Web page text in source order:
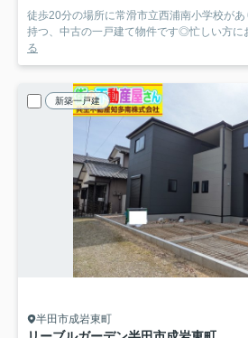
徒歩20分の場所に常滑市立西浦南小学校が
持つ、中古の一戸建て物件です◎忙しい方に
る
新築一戸建
半田市成岩東町